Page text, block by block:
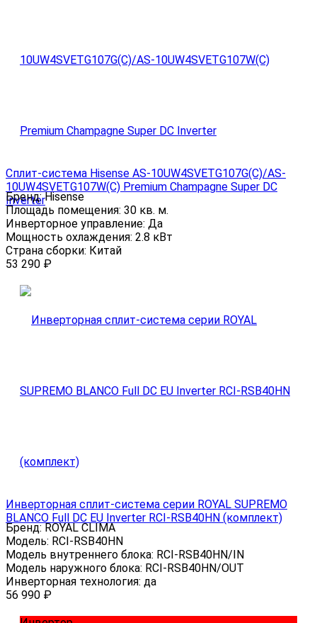
Сплит-система Hisense AS-10UW4SVETG107G(С)/AS-
10UW4SVETG107W(С) Premium Champagne Super DC
Inverter
Бренд:Hisense
Площадь помещения: 30 кв. м.
Инверторное управление: Да
Мощность охлаждения: 2.8 кВт
Страна сборки: Китай
53 290 ₽
Инверторная сплит-система серии ROYAL SUPREMO
BLANCO Full DC EU Inverter RCI-RSB40HN (комплект)
Бренд: ROYAL CLIMA
Модель: RCI-RSB40HN
Модель внутреннего блока: RCI-RSB40HN/IN
Модель наружного блока: RCI-RSB40HN/OUT
Инверторная технология: да
56 990 ₽